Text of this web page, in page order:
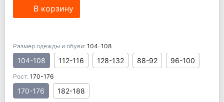
В корзину
Размер одежды и обуви: 104-108
104-108 112-116 128-132 88-92 96-100
Рост: 170-176
170-176 182-188